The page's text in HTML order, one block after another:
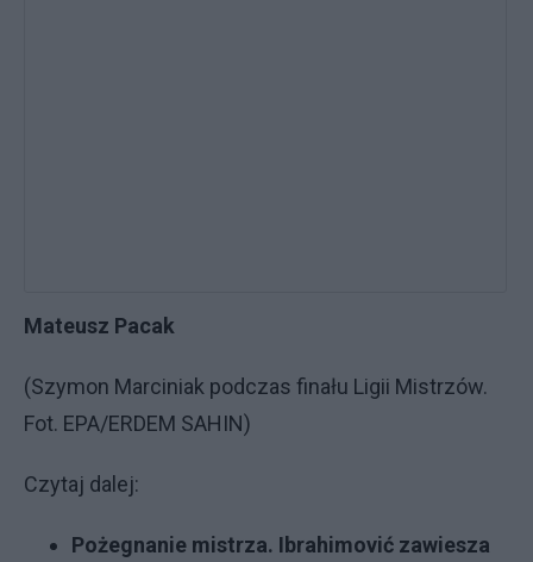
Mateusz Pacak
(Szymon Marciniak podczas finału Ligii Mistrzów.
Fot. EPA/ERDEM SAHIN)
Czytaj dalej:
Pożegnanie mistrza. Ibrahimović zawiesza